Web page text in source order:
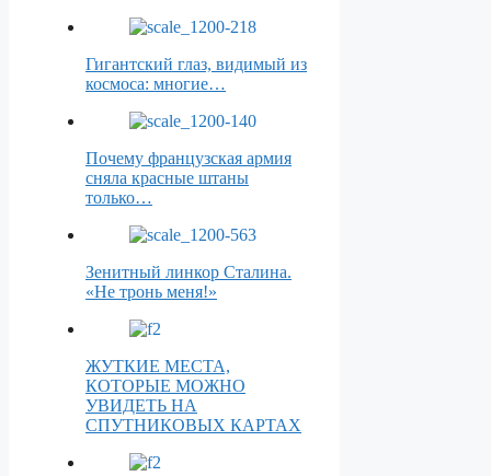
Гигантский глаз, видимый из
космоса: многие…
Почему французская армия
сняла красные штаны
только…
Зенитный линкор Сталина.
«Не тронь меня!»
ЖУТКИЕ МЕСТА,
КОТОРЫЕ МОЖНО
УВИДЕТЬ НА
СПУТНИКОВЫХ КАРТАХ